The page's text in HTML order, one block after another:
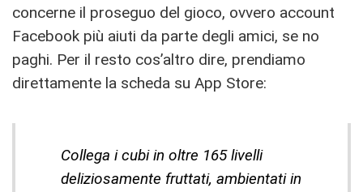
concerne il proseguo del gioco, ovvero account
Facebook più aiuti da parte degli amici, se no
paghi. Per il resto cos’altro dire, prendiamo
direttamente la scheda su App Store:
Collega i cubi in oltre 165 livelli
deliziosamente fruttati, ambientati in